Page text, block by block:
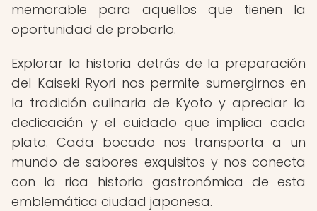
memorable para aquellos que tienen la
oportunidad de probarlo.
Explorar la historia detrás de la preparación
del Kaiseki Ryori nos permite sumergirnos en
la tradición culinaria de Kyoto y apreciar la
dedicación y el cuidado que implica cada
plato. Cada bocado nos transporta a un
mundo de sabores exquisitos y nos conecta
con la rica historia gastronómica de esta
emblemática ciudad japonesa.